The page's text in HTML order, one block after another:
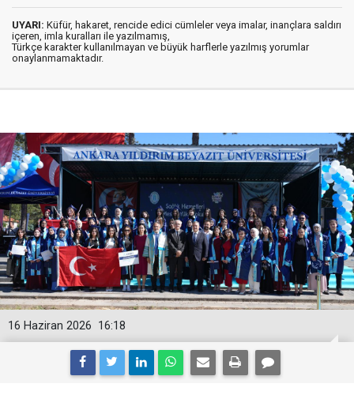
UYARI: Küfür, hakaret, rencide edici cümleler veya imalar, inançlara saldırı
içeren, imla kuralları ile yazılmamış,
Türkçe karakter kullanılmayan ve büyük harflerle yazılmış yorumlar
onaylanmamaktadır.
16:18
16 Haziran 2026